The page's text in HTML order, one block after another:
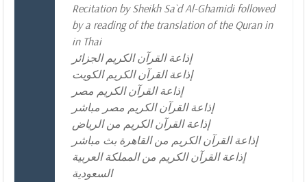
Recitation by Sheikh Sa`d Al-Ghamidi followed
by a reading of the translation of the Quran in
in Thai
إذاعة القرآن الكريم الجزائر
إذاعة القرآن الكريم الكويت
إذاعة القرآن الكريم مصر
إذاعة القرآن الكريم مصر مباشر
إذاعة القرآن الكريم من الرياض
إذاعة القرآن الكريم من القاهرة بث مباشر
إذاعة القرآن الكريم من المملكة العربية
السعودية